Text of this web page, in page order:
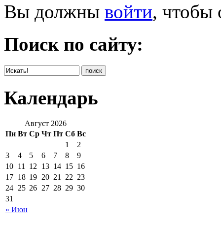
Вы должны войти, чтобы
Поиск по сайту:
Календарь
Август 2026
Пн Вт Ср Чт Пт Сб Вс
« Июн
1
2
3
4 5 6 7 8
9
10 11 12 13 14 15 16
17 18 19 20 21 22 23
24 25 26 27 28 29 30
31